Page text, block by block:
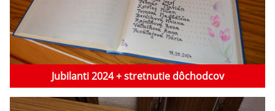
Jubilanti 2024 + stretnutie dôchodcov